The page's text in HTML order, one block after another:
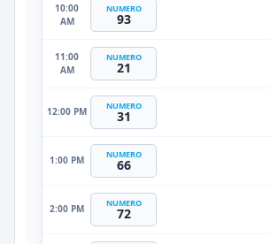
10:00
AM
NUMERO
93
11:00
AM
NUMERO
21
12:00 PM NUMERO
31
1:00 PM NUMERO
66
2:00 PM NUMERO
72